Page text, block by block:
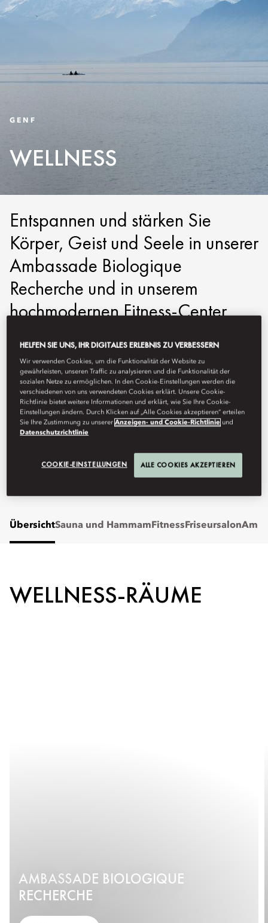
GENF
WELLNESS
Entspannen und stärken Sie
Körper, Geist und Seele in unserer
Ambassade Biologique
Recherche und in unserem
hochmodernen Fitness-Center.
Barbière de Paris – eine
unumstrittene Empfehlung für
Herrenpflege.
mogva-concierge@mohg.com
Fitness-Center: Rund um die Uhr
ÜbersichtSauna und Hammam Fitness Friseursalon
WELLNESS-RÄUME
AMBASSADE BIOLOGIQUE
RECHERCHE
HELFEN SIE UNS, IHR DIGITALES ERLEBNIS ZU VERBESSERN
Wir verwenden Cookies, um die Funktionalität der Website zu
gewährleisten, unseren Traffic zu analysieren und die Funktionalität der
sozialen Netze zu ermöglichen. In den Cookie-Einstellungen werden die
verschiedenen von uns verwendeten Cookies erklärt. Unsere Cookie-
Richtlinie bietet weitere Informationen und erklärt, wie Sie Ihre Cookie-
Einstellungen ändern. Durch Klicken auf „Alle Cookies akzeptieren“ erteilen
Sie Ihre Zustimmung zu unsererAnzeigen- und Cookie-Richtlinie und
Datenschutzrichtlinie
COOKIE-EINSTELLUNGEN ALLE COOKIES AKZEPTIEREN